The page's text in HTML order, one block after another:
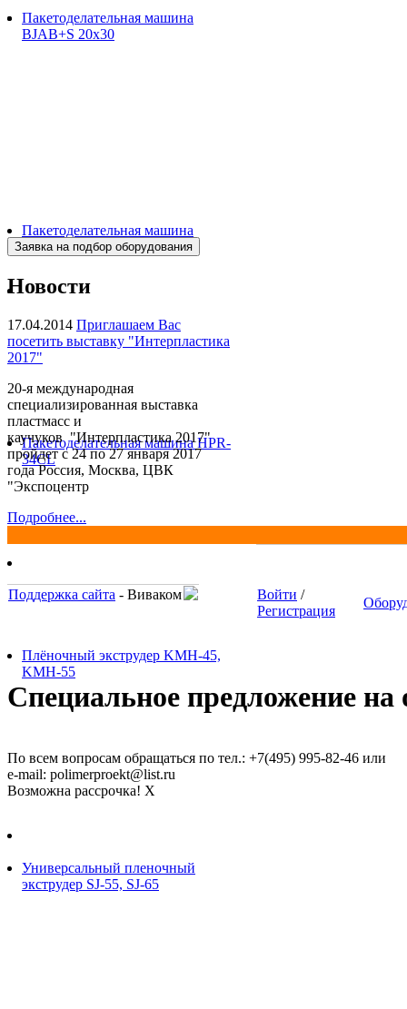
Пакетоделательная машина
BJAB+S 20x30
Пакетоделательная машина
BJAF+S 40*2M
Пакетоделательная машина HPR-
34CL
Плёночный экструдер KMH-45,
KMH-55
Универсальный пленочный
экструдер SJ-55, SJ-65
Новости
17.04.2014 Приглашаем Вас
посетить выставку "Интерпластика
2017"
20-я международная
специализированная выставка
пластмасс и
каучуков "Интерпластика 2017"
пройдет с 24 по 27 января 2017
года Россия, Москва, ЦВК
"Экспоцентр
Подробнее...
Поддержка сайта - Виваком Войти /
Регистрация
Специальное предложение на
По всем вопросам обращаться по тел.: +7(495) 995-82-46 или
e-mail: polimerproekt@list.ru
Возможна рассрочка! X